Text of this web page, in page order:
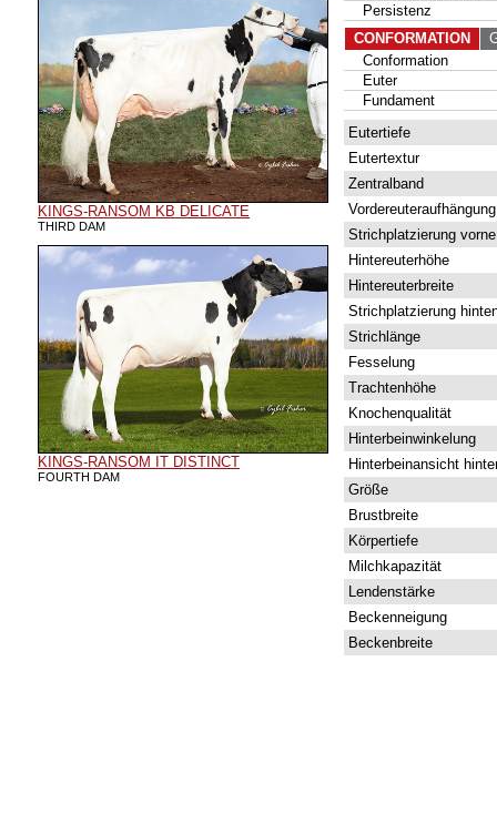
KINGS-RANSOM KB DELICATE
THIRD DAM
KINGS-RANSOM IT DISTINCT
FOURTH DAM
Persistenz
CONFORMATION
Conformation
Euter
Fundament
Eutertiefe
Eutertextur
Zentralband
Vordereuteraufhängung
Strichplatzierung vorne
Hintereuterhöhe
Hintereuterbreite
Strichplatzierung
Strichlänge
Fesselung
Trachtenhöhe
Knochenqualität
Hinterbeinwinkelung
Hinterbeinansicht
Größe
Brustbreite
Körpertiefe
Milchkapazität
Lendenstärke
Beckenneigung
Beckenbreite